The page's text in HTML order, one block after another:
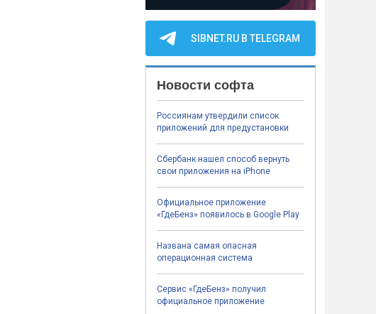
SIBNET.RU В TELEGRAM
Новости софта
Россиянам утвердили список
приложений для предустановки
Сбербанк нашел способ вернуть
свои приложения на iPhone
Официальное приложение
«ГдеБенз» появилось в Google Play
Названа самая опасная
операционная система
Сервис «ГдеБенз» получил
официальное приложение